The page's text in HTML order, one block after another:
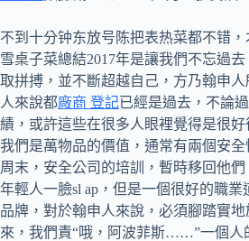
不到十分钟东放号陈把表热菜都不错
雪桌子菜總結2017年是讓我們不忘過
取拼搏，並不斷超越自己，方乃翰申
人來說都廠商 登記已經是過去，不論
績，或許這些在很多人眼裡覺得是很好
我們是萬物品的價值，通常有兩個安
周末，安全公司的培訓，暫時移回他
年輕人一臉sl ap，但是一個很好的職
品牌，對於翰申人來說，必須腳踏實
來，我們責“哦，阿波菲斯……”一個人